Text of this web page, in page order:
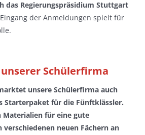
das Regierungspräsidium Stuttgart
der Anmeldungen spielt für
Schülerfirma
unsere Schülerfirma auch
Starterpaket für die Fünftklässler.
Materialien für eine gute
neuen Fächern an